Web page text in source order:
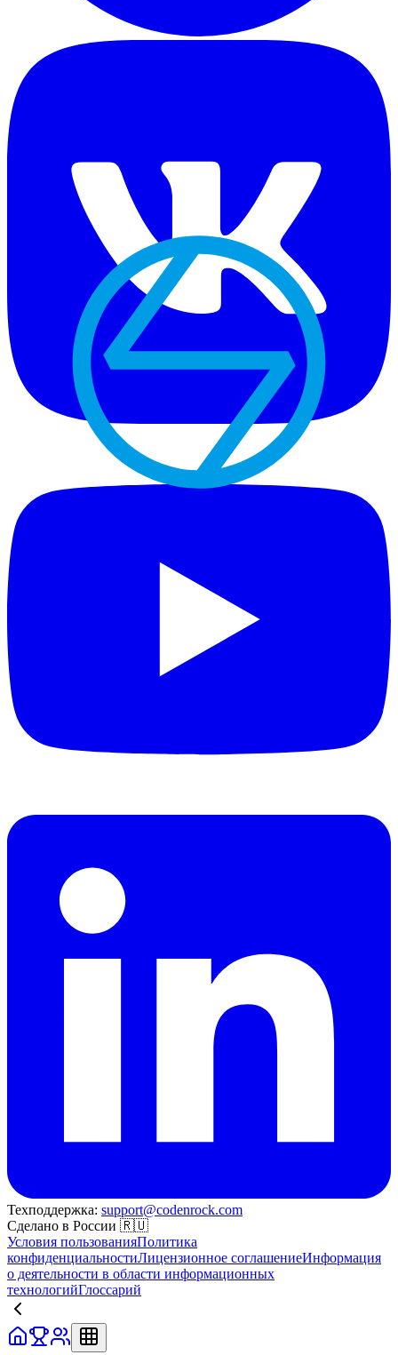
Техподдержка: support@codenrock.com
Сделано в России 🇷🇺
Условия пользованияПолитика
конфиденциальностиЛицензионное соглашениеИнформация
о деятельности в области информационных
технологийГлоссарий